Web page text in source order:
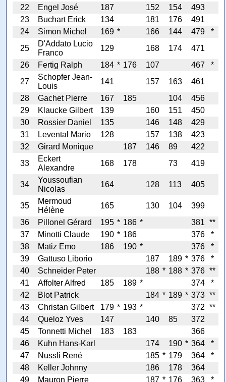
22
Engel José 187 152 154
493
23
Buchart Erick 134 181 176
491
24
Simon Michel 169 * 166 144 479
*
25
D'Addato Lucio
Franco
129 168 174
471
26
Fertig Ralph 184 * 176 107 467
*
27
Schopfer Jean-
Louis
141 157 163
461
28
Gachet Pierre 167 185 104
456
29
Klaucke Gilbert 139 160 151
450
30
Rossier Daniel 135 146 148
429
31
Levental Mario 128 157 138
423
32
Girard Monique 187 146 89
422
33
Eckert
Alexandre
168 178 73 419
34
Youssoufian
Nicolas
164 128 113 405
35
Mermoud
Hélène
165 130 104
399
36
Pillonel Gérard 195 * 186 * 381 **
37
Minotti Claude 190 * 186 376
*
38
Matiz Emo 186 190 * 376
*
39
Gattuso Liborio 187 189 * 376
*
40
Schneider Peter 188 * 188 * 376 **
41
Affolter Alfred 185 189 * 374
*
42
Blot Patrick 184 * 189 * 373 **
43
Christan Gilbert 179 * 193 * 372 **
44
Queloz Yves 147 140 85
372
45
Tonnetti Michel 183 183
366
46
Kuhn Hans-Karl 174 190 * 364
*
47
Nussli René 185 * 179 364
*
48
Keller Johnny 186 178
364
49
Mauron Pierre 187 * 176 363
*